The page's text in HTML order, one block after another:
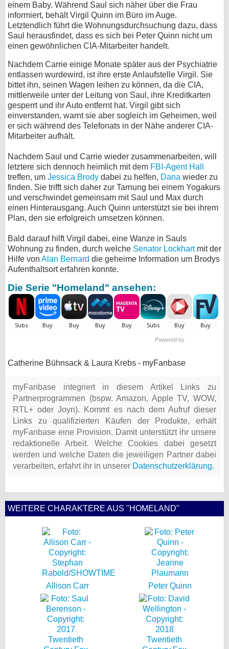
einem Baby. Während Saul sich näher über die Frau
informiert, behält Virgil Quinn im Büro im Auge.
Letztendlich führt die Wohnungsdurchsuchung dazu, dass
Saul herausfindet, dass es sich bei Peter Quinn nicht um
einen gewöhnlichen CIA-Mitarbeiter handelt.
Nachdem Carrie einige Monate später aus der Psychiatrie
entlassen wurdewird, ist ihre erste Anlaufstelle Virgil. Sie
bittet ihn, seinen Wagen leihen zu können, da die CIA,
mittlerweile unter der Leitung von Saul, ihre Kreditkarten
gesperrt und ihr Auto entfernt hat. Virgil gibt sich
einverstanden, warnt sie aber sogleich im Geheimen, weil
er sich während des Telefonats in der Nähe anderer CIA-
Mitarbeiter aufhält.
Nachdem Saul und Carrie wieder zusammenarbeiten, will
letztere sich dennoch heimlich mit dem FBI-Agent Hall
treffen, um Jessica Brody dabei zu helfen, Dana wieder zu
finden. Sie trifft sich daher zur Tarnung bei einem Yogakurs
und verschwindet gemeinsam mit Saul und Max durch
einen Hinterausgang. Auch Quinn unterstützt sie bei ihrem
Plan, den sie erfolgreich umsetzen können.
Bald darauf hilft Virgil dabei, eine Wanze in Sauls
Wohnung zu finden, durch welche Senator Lockhartmit der
Hilfe von Alan Bernard die geheime Information um Brodys
Aufenthaltsort erfahren konnte.
Die Serie "Homeland" ansehen:
Powered by
Catherine Bühnsack & Laura Krebs - myFanbase
myFanbase integriert in diesem Artikel Links zu
Partnerprogrammen (bspw. Amazon, Apple TV, WOW,
RTL+ oder Joyn). Kommt es nach dem Aufruf dieser
Links zu qualifizierten Käufen der Produkte, erhält
myFanbase eine Provision. Damit unterstützt ihr unsere
redaktionelle Arbeit. Welche Cookies dabei gesetzt
werden und welche Daten die jeweiligen Partner dabei
verarbeiten, erfahrt ihr in unserer Datenschutzerklärung.
WEITERE CHARAKTERE AUS "HOMELAND"
Allison Carr Peter Quinn